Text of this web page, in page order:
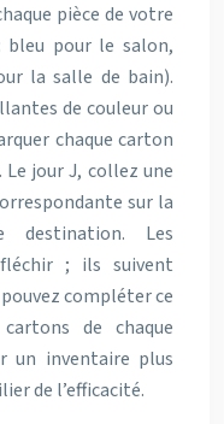
pièce de votre
pour le salon,
la salle de bain).
de couleur ou
chaque carton
Le jour J, collez une
sur la
Les
; ils suivent
pouvez compléter ce
de chaque
un inventaire plus
de l’efficacité.